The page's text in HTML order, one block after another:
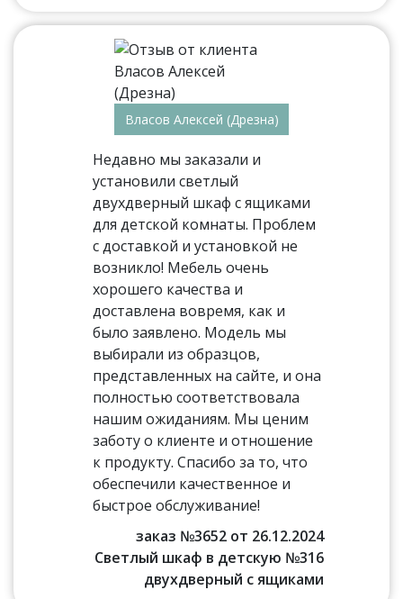
Власов Алексей (Дрезна)
Недавно мы заказали и
установили светлый
двухдверный шкаф с ящиками
для детской комнаты. Проблем
с доставкой и установкой не
возникло! Мебель очень
хорошего качества и
доставлена вовремя, как и
было заявлено. Модель мы
выбирали из образцов,
представленных на сайте, и она
полностью соответствовала
нашим ожиданиям. Мы ценим
заботу о клиенте и отношение
к продукту. Спасибо за то, что
обеспечили качественное и
быстрое обслуживание!
заказ №3652 от 26.12.2024
Светлый шкаф в детскую №316
двухдверный с ящиками